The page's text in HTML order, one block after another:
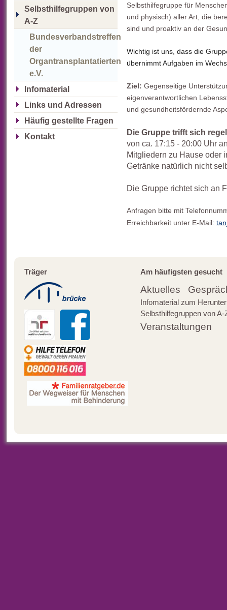
Selbsthilfegruppen von
A-Z
Bundesverbandstreffen
der
Organtransplantatierten
e.V.
Infomaterial
Links und Adressen
Häufig gestellte Fragen
Kontakt
Selbsthilfegruppe für
und physisch) aller Art, die
sind und proaktiv an der
Wichtig ist uns, dass die
übernimmt Aufgaben im
Ziel: Gegenseitige
eigenverantwortlichen
und gesundheitsfördernde
Die Gruppe trifft sich
von ca. 17:15 - 20:00 Uhr
Mitgliedern zu Hause oder
Getränke natürlich nicht
Die Gruppe richtet sich an
Anfragen bitte mit
Erreichbarkeit unter E-Mail:
Träger Am häufigsten gesucht
Aktuelles
Infomaterial zum
Selbsthilfegruppen von A-
Veranstaltungen